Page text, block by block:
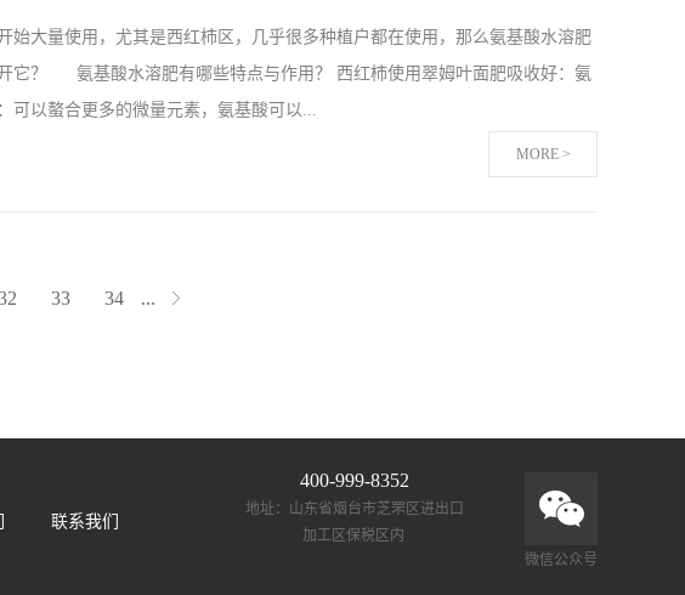
多，而且仔细观察还能看出来土壤也比以前疏松了许多，叶子也要比为使用
比使用前的辣椒苗好。 辣椒使用伯示麦生根剂伯示麦生根剂在辣椒上使用效
道，产品值得信赖，以上就是我一个辣椒种植户的分享，还用更多产品专业
大量使用，尤其是西红柿区，几乎很多种植户都在使用，那么氨基酸水溶肥
它？ 氨基酸水溶肥有哪些特点与作用？ 西红柿使用翠姆叶面肥吸收好：氨
可以螯合更多的微量元素，氨基酸可以...
西红柿上使用，在提供蛋白质的同时，还能提供养分和能量。氨基酸能钝化
MORE >
33 34 ...
联系我们
微信公众号
400-999-8352
地址：山东省烟台市芝罘区进出口
加工区保税区内